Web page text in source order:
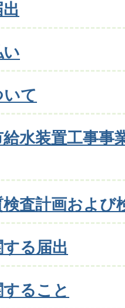
て
水装置工事事
査計画および
る届出
ること